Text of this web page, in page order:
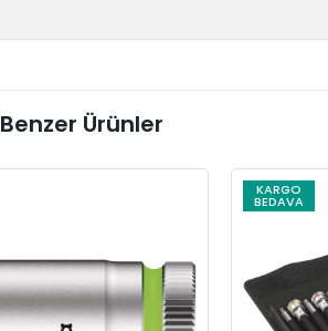
Benzer Ürünler